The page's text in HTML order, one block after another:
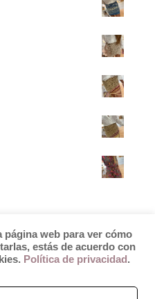
página web para ver cómo
estás de acuerdo con
Política de privacidad .